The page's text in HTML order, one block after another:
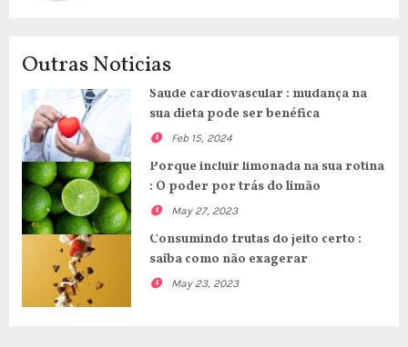
Outras Noticias
Saúde cardiovascular : mudança na
sua dieta pode ser benéfica
Feb 15, 2024
Porque incluir limonada na sua rotina
: O poder por trás do limão
May 27, 2023
Consumindo frutas do jeito certo :
saiba como não exagerar
May 23, 2023